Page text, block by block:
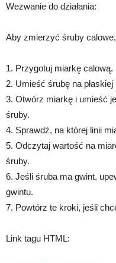
Wezwanie do działania:
Aby zmierzyć śruby
1. Przygotuj miarkę calową.
2. Umieść śrubę na
3. Otwórz miarkę i umieść
śruby.
4. Sprawdź, na której linii
5. Odczytaj wartość na
śruby.
6. Jeśli śruba ma gwint,
gwintu.
7. Powtórz te kroki, jeśli
Link tagu HTML: